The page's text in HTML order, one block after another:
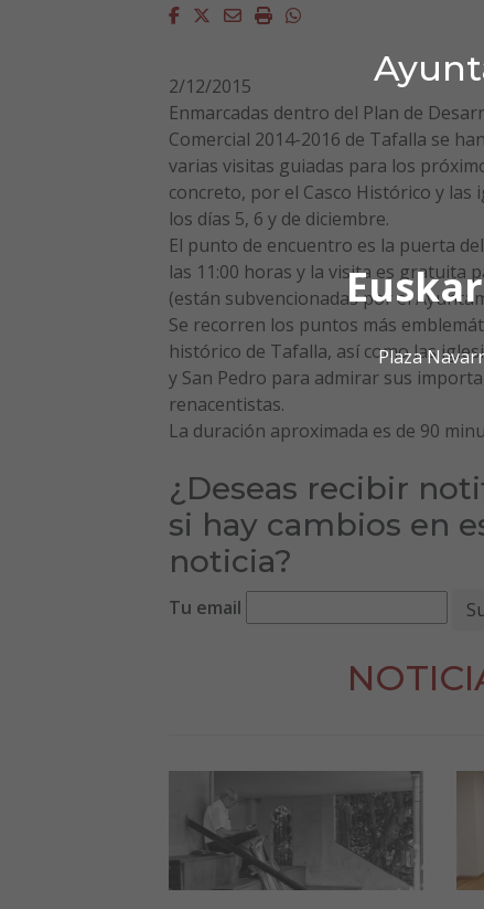
Plaza
Facebook
Twitter
EmailImprimirWhatsapp
2/12/2015
Enmarcadas dentro del Plan de
Comercial 2014-2016 de Tafalla se
varias visitas guiadas para los
concreto, por el Casco Histórico y las
los días 5, 6 y de diciembre.
El punto de encuentro es la puerta
las 11:00 horas y la visita es gratuita
(están subvencionadas por el
Se recorren los puntos más
histórico de Tafalla, así como las
y San Pedro para admirar sus
renacentistas.
La duración aproximada es de 90
¿Deseas recibir
si hay cambios en
noticia?
Tu email